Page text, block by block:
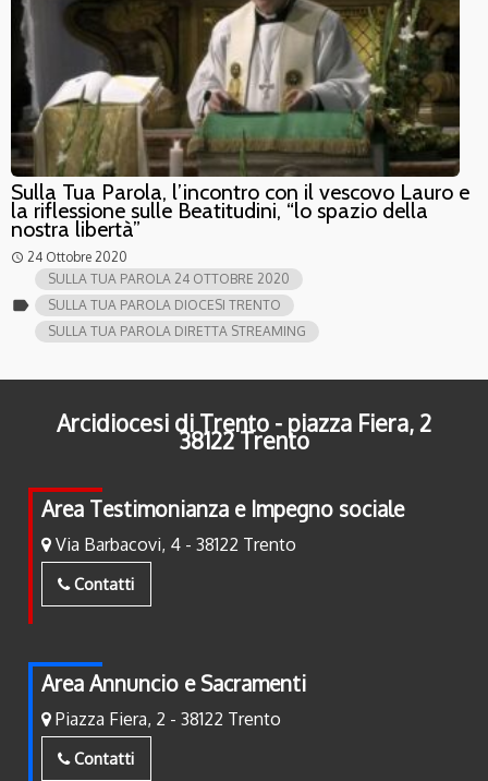
Sulla Tua Parola, l’incontro con il vescovo Lauro e
la riflessione sulle Beatitudini, “lo spazio della
nostra libertà”
access_time 24 Ottobre 2020
label
SULLA TUA PAROLA 24 OTTOBRE 2020
SULLA TUA PAROLA DIOCESI TRENTO
SULLA TUA PAROLA DIRETTA STREAMING
Arcidiocesi di Trento - piazza Fiera, 2
38122 Trento
Area Testimonianza e Impegno sociale
Via Barbacovi, 4 - 38122 Trento
Contatti
Area Annuncio e Sacramenti
Piazza Fiera, 2 - 38122 Trento
Contatti